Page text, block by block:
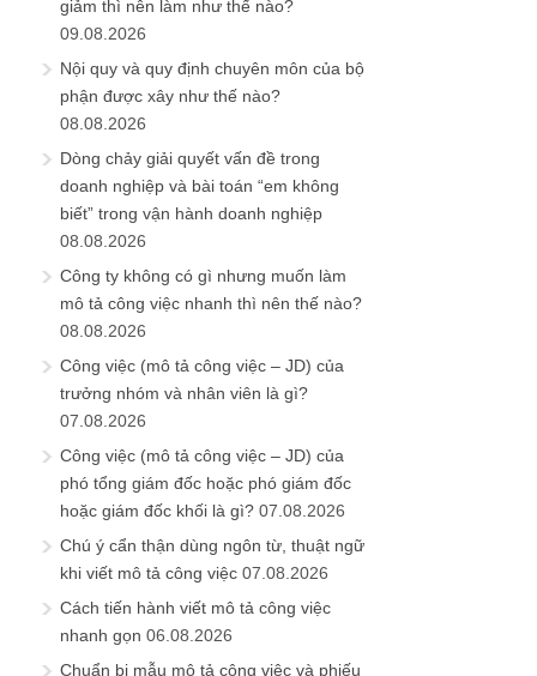
giảm thì nên làm như thế nào?
09.08.2026
Nội quy và quy định chuyên môn của bộ
phận được xây như thế nào?
08.08.2026
Dòng chảy giải quyết vấn đề trong
doanh nghiệp và bài toán “em không
biết” trong vận hành doanh nghiệp
08.08.2026
Công ty không có gì nhưng muốn làm
mô tả công việc nhanh thì nên thế nào?
08.08.2026
Công việc (mô tả công việc – JD) của
trưởng nhóm và nhân viên là gì?
07.08.2026
Công việc (mô tả công việc – JD) của
phó tổng giám đốc hoặc phó giám đốc
hoặc giám đốc khối là gì? 07.08.2026
Chú ý cẩn thận dùng ngôn từ, thuật ngữ
khi viết mô tả công việc 07.08.2026
Cách tiến hành viết mô tả công việc
nhanh gọn 06.08.2026
Chuẩn bị mẫu mô tả công việc và phiếu